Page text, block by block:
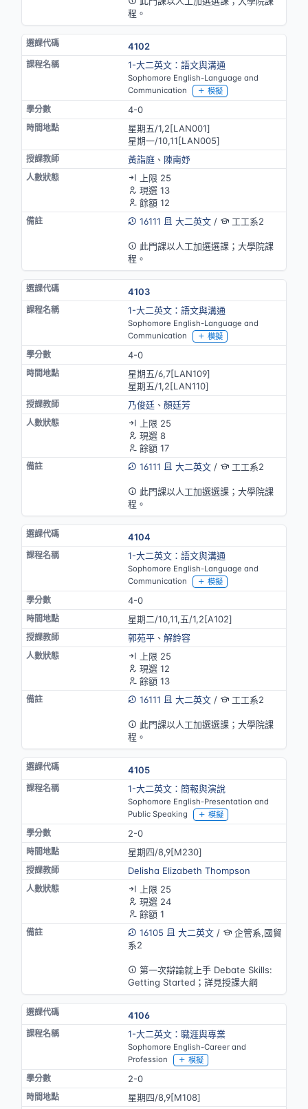
程。
4102
1-大二英文：語文與溝通
Sophomore English-Language and
Communication
模擬
4-0
星期五/1,2[LAN001]
星期一/10,11[LAN005]
黃詣庭、 陳南妤
上限 25
現選 13
餘額 12
16111
大二英文/ 工工系2
此門課以人工加選選課；大學院課
程。
4103
1-大二英文：語文與溝通
Sophomore English-Language and
Communication
模擬
4-0
星期五/6,7[LAN109]
星期五/1,2[LAN110]
乃俊廷、 顏廷芳
上限 25
現選 8
餘額 17
16111
大二英文/ 工工系2
此門課以人工加選選課；大學院課
程。
4104
1-大二英文：語文與溝通
Sophomore English-Language and
Communication
模擬
4-0
星期二/10,11,五/1,2[A102]
郭苑平、 解鈴容
上限 25
現選 12
餘額 13
16111
大二英文/ 工工系2
此門課以人工加選選課；大學院課
程。
4105
1-大二英文：簡報與演說
Sophomore English-Presentation and
Public Speaking
模擬
2-0
星期四/8,9[M230]
Delisha Elizabeth Thompson
上限 25
現選 24
餘額 1
16105
大二英文/
企管系,國貿
系2
第一次辯論就上手 Debate Skills:
Getting Started；詳見授課大綱
4106
1-大二英文：職涯與專業
Sophomore English-Career and
Profession
模擬
2-0
星期四/8,9[M108]